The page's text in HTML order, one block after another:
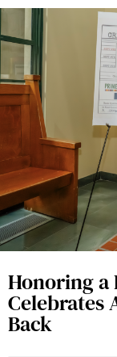
Honoring a
Celebrates
Back